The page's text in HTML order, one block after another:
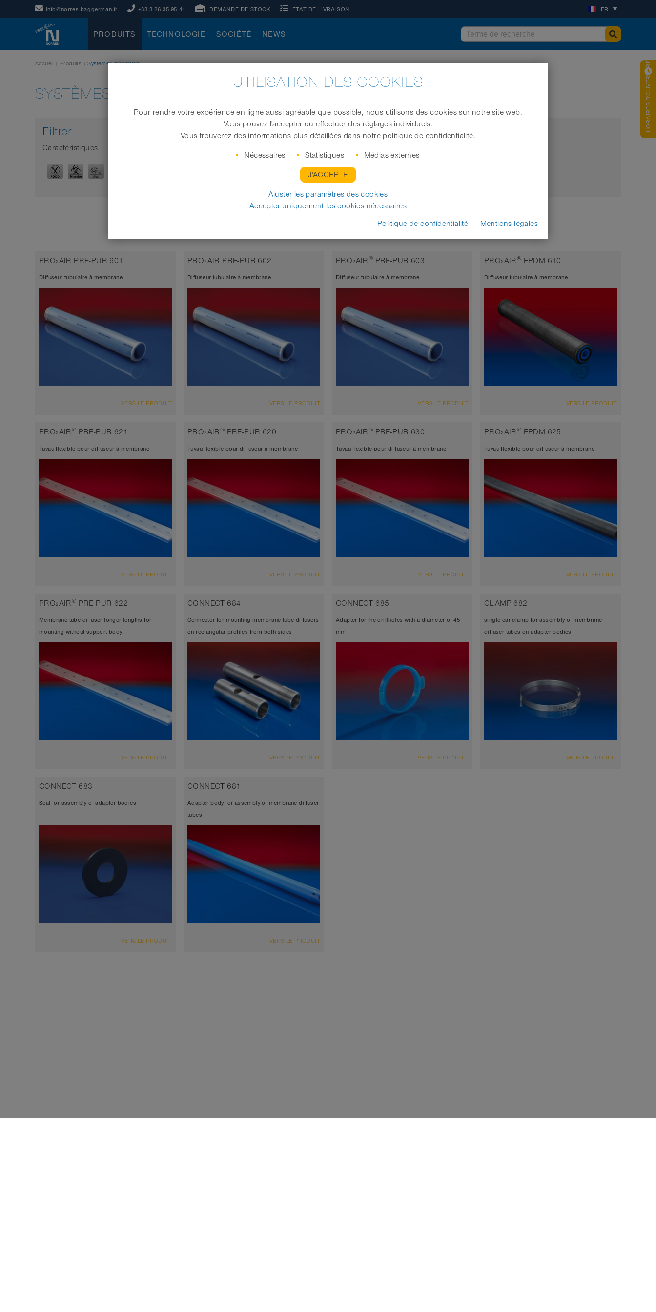
info@norres-baggerman.fr +33 3 26 35 95 41 DEMANDE DE STOCK ETAT DE LIVRAISON FR
PRODUITS TECHNOLOGIE SOCIÉTÉ NEWS
Accueil | Produits | Systèmes d'aération
SYSTÈMES D'AÉRATION
Filtrer
Caractéristiques
PRO₂AIR PRE-PUR 601
Diffuseur tubulaire à membrane
universal diffuser, longest lifetime
pressure loss, maximum mechanical
VERS LE PRODUIT
PRO₂AIR PRE-PUR 602
Diffuseur tubulaire à membrane
universal diffuser, longest lifetime
pressure loss, maximum mechanical
VERS LE PRODUIT
PRO₂AIR® PRE-PUR 603
Diffuseur tubulaire à membrane
universal diffuser, longest lifetime
pressure loss, maximum mechanical
VERS LE PRODUIT
PRO₂AIR® EPDM 610
Diffuseur tubulaire à membrane
Diffuseur universel, durée de vie la plus
résistance mécanique maximale,
VERS LE PRODUIT
PRO₂AIR® PRE-PUR 621
Tuyau flexible pour diffuseur à membrane
universal diffuser, longest lifetime
pressure loss, maximum mechanical
strength, excellent chemical resistance
VERS LE PRODUIT
PRO₂AIR® PRE-PUR 620
Tuyau flexible pour diffuseur à membrane
universal diffuser, longest lifetime
pressure loss, maximum mechanical
strength, excellent chemical resistance
VERS LE PRODUIT
PRO₂AIR® PRE-PUR 630
Tuyau flexible pour diffuseur à membrane
universal diffuser, longest lifetime
pressure loss, maximum mechanical
VERS LE PRODUIT
PRO₂AIR® EPDM 625
Tuyau flexible pour diffuseur à membrane
Diffuseur universel, durée de vie la plus
résistance mécanique maximale,
excellente résistance chimique
VERS LE PRODUIT
PRO₂AIR® PRE-PUR 622
Membrane tube diffuser longer lengths for
mounting without support body
universal diffuser, longest lifetime
pressure loss, maximum mechanical
VERS LE PRODUIT
CONNECT 684
Connector for mounting membrane tube diffusers
on rectangular profiles from both sides
VERS LE PRODUIT
CONNECT 685
Adapter for the drillholes with a diameter of 45
mm
VERS LE PRODUIT
CLAMP 682
single ear clamp for assembly of membrane
diffuser tubes on adapter bodies
VERS LE PRODUIT
CONNECT 683
Seal for assembly of adapter bodies
VERS LE PRODUIT
CONNECT 681
Adapter body for assembly of membrane diffuser
tubes
VERS LE PRODUIT
HORAIRES D'OUVERTURES
UTILISATION DES COOKIES
Pour rendre votre expérience en ligne aussi agréable que possible, nous utilisons des cookies sur notre site web.
Vous pouvez l'accepter ou effectuer des réglages individuels.
Vous trouverez des informations plus détaillées dans notre politique de confidentialité.
Nécessaires Statistiques Médias externes
J'ACCEPTE
Ajuster les paramètres des cookies
Accepter uniquement les cookies nécessaires
Politique de confidentialité
Mentions légales